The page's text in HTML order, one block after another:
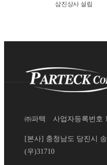
삼진상사 설립
㈜파텍 사업자등록번호
[본사] 충청남도 당진시
(우)31710